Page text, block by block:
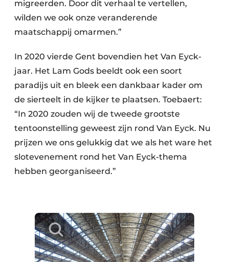
migreerden. Door dit verhaal te vertellen,
wilden we ook onze veranderende
maatschappij omarmen.”
In 2020 vierde Gent bovendien het Van Eyck-
jaar. Het Lam Gods beeldt ook een soort
paradijs uit en bleek een dankbaar kader om
de sierteelt in de kijker te plaatsen. Toebaert:
“In 2020 zouden wij de tweede grootste
tentoonstelling geweest zijn rond Van Eyck. Nu
prijzen we ons gelukkig dat we als het ware het
slotevenement rond het Van Eyck-thema
hebben georganiseerd.”